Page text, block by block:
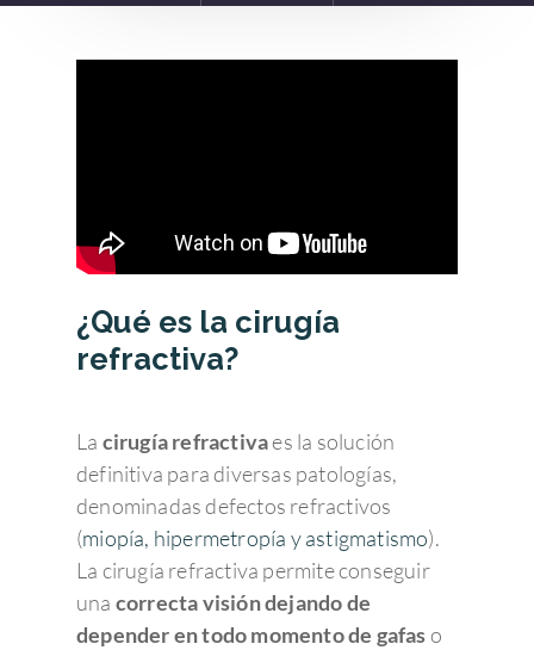
¿Qué es la cirugía
refractiva?
La cirugía refractivaes la solución
definitiva para diversas patologías,
denominadas defectos refractivos
(miopía, hipermetropía y astigmatismo).
La cirugía refractiva permite conseguir
una correcta visióndejando de
depender en todo momentode gafaso